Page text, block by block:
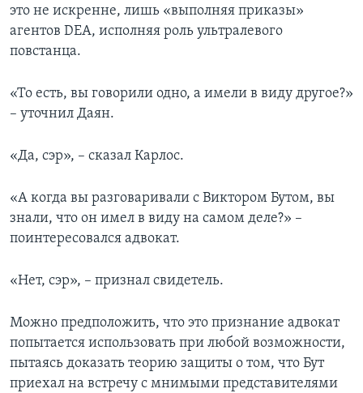
это не искренне, лишь «выполняя приказы»
агентов DEA, исполняя роль ультралевого
повстанца.
«То есть, вы говорили одно, а имели в виду другое?»
– уточнил Даян.
«Да, сэр», – сказал Карлос.
«А когда вы разговаривали с Виктором Бутом, вы
знали, что он имел в виду на самом деле?» –
поинтересовался адвокат.
«Нет, сэр», – признал свидетель.
Можно предположить, что это признание адвокат
попытается использовать при любой возможности,
пытаясь доказать теорию защиты о том, что Бут
приехал на встречу с мнимыми представителями